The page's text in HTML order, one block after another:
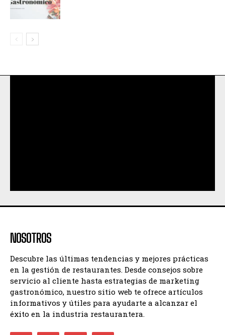
NOSOTROS
Descubre las últimas tendencias y mejores prácticas
en la gestión de restaurantes. Desde consejos sobre
servicio al cliente hasta estrategias de marketing
gastronómico, nuestro sitio web te ofrece artículos
informativos y útiles para ayudarte a alcanzar el
éxito en la industria restaurantera.